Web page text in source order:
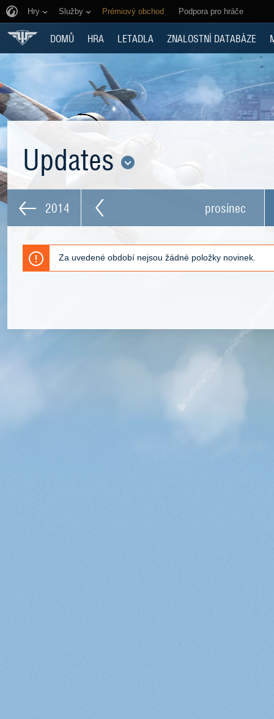
Hry Služby Prémiový obchod Podpora pro hráče
DOMŮ HRA LETADLA ZNALOSTNÍ DATABÁZE
Updates
2014 prosinec
Za uvedené období nejsou žádné položky novinek.